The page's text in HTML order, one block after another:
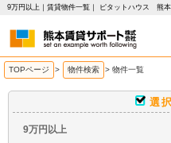
9万円以上｜賃貸物件一覧｜ ピタットハウス 熊本
TOPページ > 物件検索 > 物件一覧
選
9万円以上